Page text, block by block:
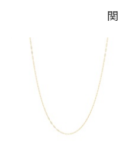
トッ
mm
カン
5mm
カテゴリー
チャー
ダイ
■お届け目安が「3営
例：金曜日17時ま
発送いたします。
■お届け目安が「約1
ご注文いただいて
ージの購入履歴一覧
ご注文状況が「注
ンセルを承ります。
メンバーシップ未
わせフォームよりご
返品・交換
以下の場
は承りかねます。